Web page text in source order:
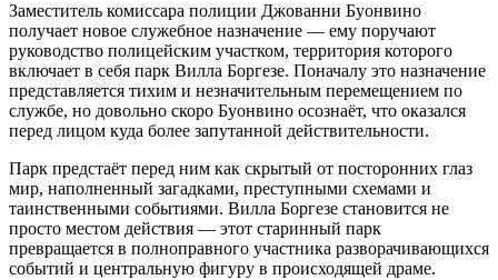
Заместитель комиссара полиции Джованни Буонвино
получает новое служебное назначение — ему поручают
руководство полицейским участком, территория которого
включает в себя парк Вилла Боргезе. Поначалу это назначение
представляется тихим и незначительным перемещением по
службе, но довольно скоро Буонвино осознаёт, что оказался
перед лицом куда более запутанной действительности.
Парк предстаёт перед ним как скрытый от посторонних глаз
мир, наполненный загадками, преступными схемами и
таинственными событиями. Вилла Боргезе становится не
просто местом действия — этот старинный парк
превращается в полноправного участника разворачивающихся
событий и центральную фигуру в происходящей драме.